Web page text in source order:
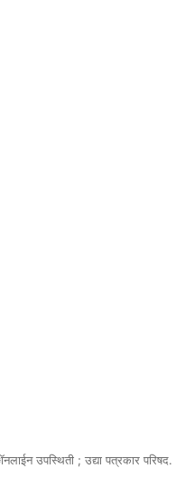
उपस्थिती ; उद्या पत्रकार परिषद.